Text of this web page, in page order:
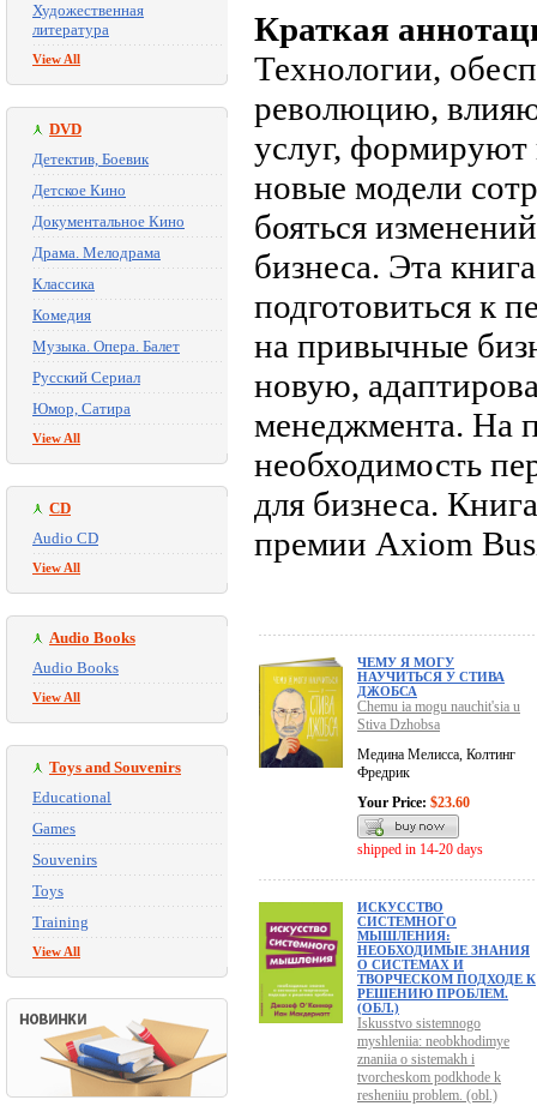
Художественная
литература
View All
DVD
Детектив, Боевик
Детское Кино
Документальное Кино
Драма. Мелодрама
Классика
Комедия
Музыка. Опера. Балет
Русский Сериал
Юмор, Сатира
View All
CD
Audio CD
View All
Audio Books
Audio Books
View All
Toys and Souvenirs
Educational
Games
Souvenirs
Toys
Training
View All
Краткая
Технологии,
революцию,
услуг, формируют
новые модели
бояться
бизнеса. Эта
подготовиться к
на привычные
новую,
менеджмента. На
необходимость
для бизнеса.
премии Axiom
ЧЕМУ Я МОГУ
НАУЧИТЬСЯ У СТИВА
ДЖОБСА
Chemu ia mogu nauchit'sia u
Stiva Dzhobsa
Медина Мелисса, Колтинг
Фредрик
Your Price: $23.60
shipped in 14-20 days
ИСКУССТВО
СИСТЕМНОГО
МЫШЛЕНИЯ:
НЕОБХОДИМЫЕ ЗНАНИЯ
О СИСТЕМАХ И
ТВОРЧЕСКОМ ПОДХОДЕ К
РЕШЕНИЮ ПРОБЛЕМ.
(ОБЛ.)
Iskusstvo sistemnogo
myshleniia: neobkhodimye
znaniia o sistemakh i
tvorcheskom podkhode k
resheniiu problem. (obl.)